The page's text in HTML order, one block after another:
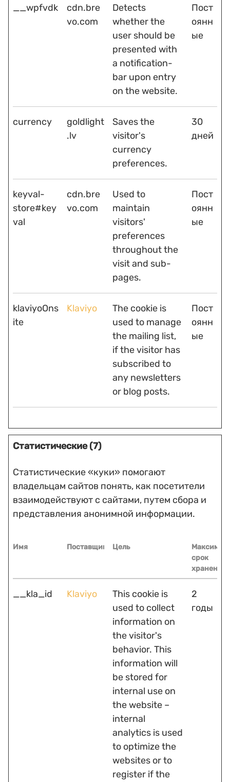
__wpfvdk
cdn.bre
vo.com
Detects
whether the
user should be
presented with
a notification-
bar upon entry
on the website.
Пост
оянн
ые
currency
goldlight
.lv
Saves the
visitor's
currency
preferences.
30
дней
keyval-
store#key
val
cdn.bre
vo.com
Used to
maintain
visitors'
preferences
throughout the
visit and sub-
pages.
Пост
оянн
ые
klaviyoOns
ite
Klaviyo
The cookie is
used to manage
the mailing list,
if the visitor has
subscribed to
any newsletters
or blog posts.
Пост
оянн
ые
Статистические (7)
Статистические «куки» помогают
владельцам сайтов понять, как посетители
взаимодействуют с сайтами, путем сбора и
представления анонимной информации.
Имя Поставщик Цель
срок
хранения
__kla_id Klaviyo
This cookie is
used to collect
information on
the visitor's
behavior. This
information will
be stored for
internal use on
the website –
internal
analytics is used
to optimize the
websites or to
register if the
2
годы